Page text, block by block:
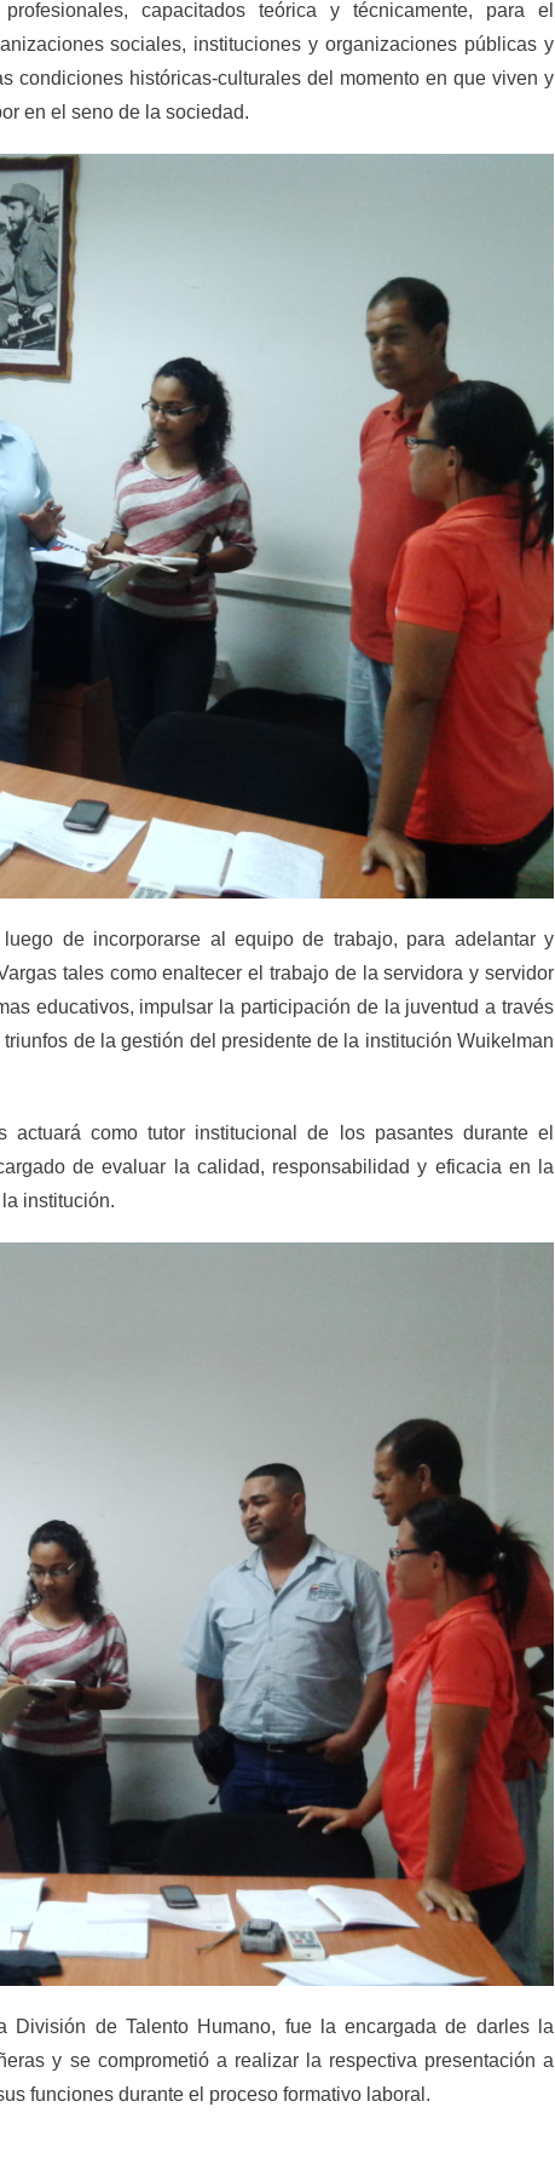
capacitados teórica y técnicamente, para el
sociales, instituciones y organizaciones públicas y
condiciones históricas-culturales del momento en que viven y
en el seno de la sociedad.
de incorporarse al equipo de trabajo, para adelantar y
tales como enaltecer el trabajo de la servidora y servidor
educativos, impulsar la participación de la juventud a través
de la gestión del presidente de la institución Wuikelman
actuará como tutor institucional de los pasantes durante el
de evaluar la calidad, responsabilidad y eficacia en la
institución.
División de Talento Humano, fue la encargada de darles la
y se comprometió a realizar la respectiva presentación a
funciones durante el proceso formativo laboral.